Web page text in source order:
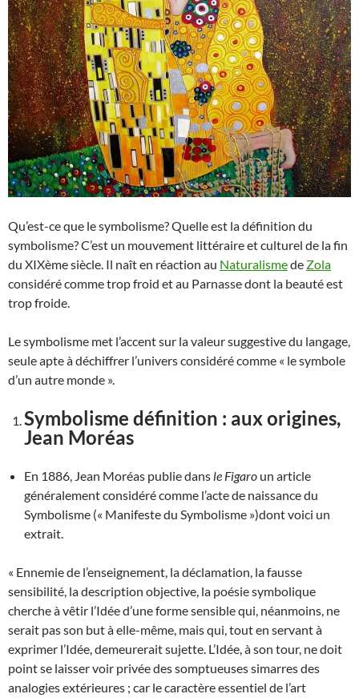
Qu’est-ce que le symbolisme? Quelle est la définition du
symbolisme? C’est un mouvement littéraire et culturel de la fin
du XIXème siècle. Il naît en réaction au Naturalismede Zola
considéré comme trop froid et au Parnasse dont la beauté est
trop froide.
Le symbolisme met l’accent sur la valeur suggestive du langage,
seule apte à déchiffrer l’univers considéré comme « le symbole
d’un autre monde ».
Symbolisme définition : aux origines,
Jean Moréas
En 1886, Jean Moréas publie dans le Figaro un article
généralement considéré comme l’acte de naissance du
Symbolisme (« Manifeste du Symbolisme »)dont voici un
extrait.
« Ennemie de l’enseignement, la déclamation, la fausse
sensibilité, la description objective, la poésie symbolique
cherche à vêtir l’Idée d’une forme sensible qui, néanmoins, ne
serait pas son but à elle-même, mais qui, tout en servant à
exprimer l’Idée, demeurerait sujette. L’Idée, à son tour, ne doit
point se laisser voir privée des somptueuses simarres des
analogies extérieures ; car le caractère essentiel de l’art